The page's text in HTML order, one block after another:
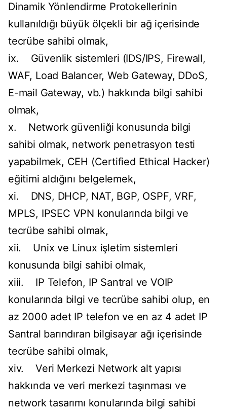
Dinamik Yönlendirme Protokellerinin
kullanıldığı büyük ölçekli bir ağ içerisinde
tecrübe sahibi olmak,
ix. Güvenlik sistemleri (IDS/IPS, Firewall,
WAF, Load Balancer, Web Gateway, DDoS,
E-mail Gateway, vb.) hakkında bilgi sahibi
olmak,
x. Network güvenliği konusunda bilgi
sahibi olmak, network penetrasyon testi
yapabilmek, CEH (Certified Ethical Hacker)
eğitimi aldığını belgelemek,
xi. DNS, DHCP, NAT, BGP, OSPF, VRF,
MPLS, IPSEC VPN konularında bilgi ve
tecrübe sahibi olmak,
xii. Unix ve Linux işletim sistemleri
konusunda bilgi sahibi olmak,
xiii. IP Telefon, IP Santral ve VOIP
konularında bilgi ve tecrübe sahibi olup, en
az 2000 adet IP telefon ve en az 4 adet IP
Santral barındıran bilgisayar ağı içerisinde
tecrübe sahibi olmak,
xiv. Veri Merkezi Network alt yapısı
hakkında ve veri merkezi taşınması ve
network tasarımı konularında bilgi sahibi